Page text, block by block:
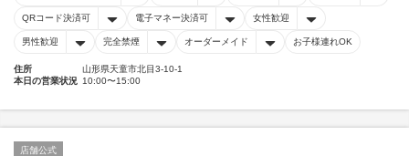
QRコード決済可 電子マネー決済可 女性歓迎
男性歓迎 完全禁煙 オーダーメイド お子様連れOK
住所
山形県天童市北目3-10-1
本日の営業状況 10:00〜15:00
店舗公式